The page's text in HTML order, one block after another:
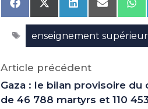
Share
on
Facebook
Share
on
X
(Twitter)
Share
on
LinkedIn
Share
on
Email
on
Étiquettes
enseignement supérieur
Article précédent
Gaza : le bilan provisoire du
de 46 788 martyrs et 110